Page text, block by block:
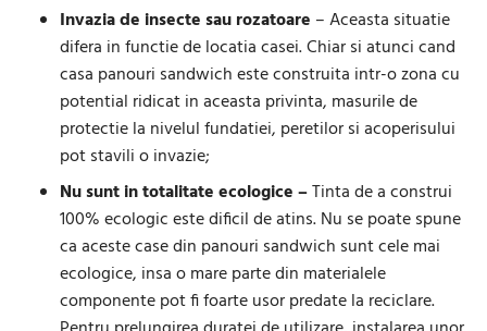
Invazia de insecte sau rozatoare – Aceasta situatie
difera in functie de locatia casei. Chiar si atunci cand
casa panouri sandwich este construita intr-o zona cu
potential ridicat in aceasta privinta, masurile de
protectie la nivelul fundatiei, peretilor si acoperisului
pot stavili o invazie;
Nu sunt in totalitate ecologice –Tinta de a construi
100% ecologic este dificil de atins. Nu se poate spune
ca aceste case din panouri sandwich sunt cele mai
ecologice, insa o mare parte din materialele
componente pot fi foarte usor predate la reciclare.